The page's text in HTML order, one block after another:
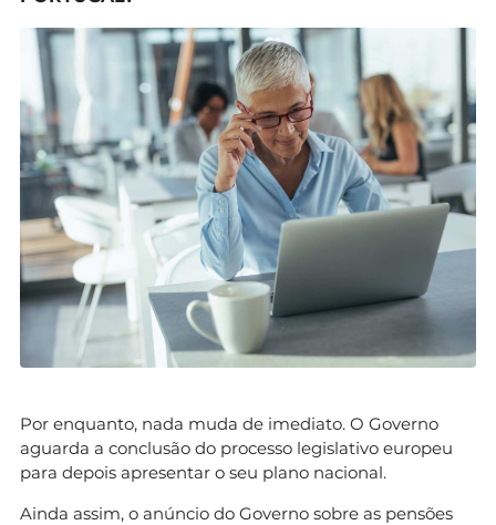
Por enquanto, nada muda de imediato. O Governo
aguarda a conclusão do processo legislativo europeu
para depois apresentar o seu plano nacional.
Ainda assim, o anúncio do Governo sobre as pensões